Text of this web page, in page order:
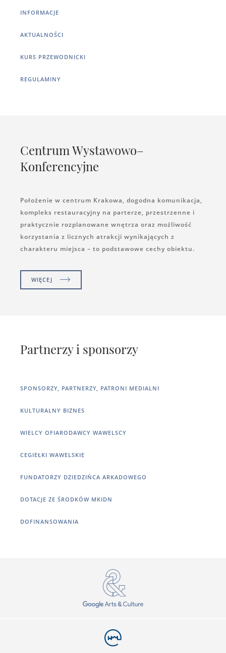
INFORMACJE
AKTUALNOŚCI
KURS PRZEWODNICKI
REGULAMINY
Centrum Wystawowo–
Konferencyjne
Położenie w centrum Krakowa, dogodna komunikacja,
kompleks restauracyjny na parterze, przestrzenne i
praktycznie rozplanowane wnętrza oraz możliwość
korzystania z licznych atrakcji wynikających z
charakteru miejsca – to podstawowe cechy obiektu.
WIĘCEJ
Partnerzy i sponsorzy
SPONSORZY, PARTNERZY, PATRONI MEDIALNI
KULTURALNY BIZNES
WIELCY OFIARODAWCY WAWELSCY
CEGIEŁKI WAWELSKIE
FUNDATORZY DZIEDZIŃCA ARKADOWEGO
DOTACJE ZE ŚRODKÓW MKIDN
DOFINANSOWANIA